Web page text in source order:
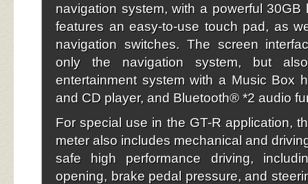
navigation system, with a powerful 30GB
features an easy-to-use touch pad, as
navigation switches. The screen
only the navigation system, but
entertainment system with a Music Box
and CD player, and Bluetooth® *2 audio
For special use in the GT-R application,
meter also includes mechanical and
safe high performance driving,
opening, brake pedal pressure, and